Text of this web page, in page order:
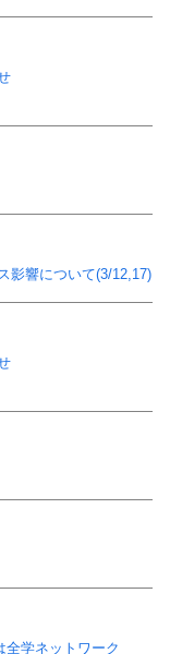
影響について(3/12,17)
全学ネットワーク